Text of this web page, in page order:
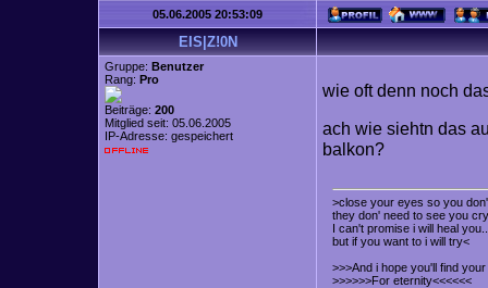
05.06.2005 20:53:09
EIS|Z!0N
Gruppe: Benutzer
Rang: Pro
Beiträge: 200
Mitglied seit: 05.06.2005
IP-Adresse: gespeichert
wie oft denn noch
ach wie siehtn das
balkon?
>close your eyes so you
they don' need to see you
I can't promise i will heal you..
but if you want to i will try<
>>>And i hope you'll find
>>>>>>For eternity<<<<<<